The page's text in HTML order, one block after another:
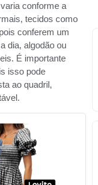
conforme a
tecidos como
conferem um
dia, algodão ou
É importante
isso pode
ao quadril,